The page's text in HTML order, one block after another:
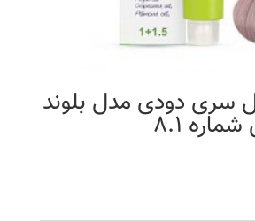
سری دودی مدل بلوند
8.1